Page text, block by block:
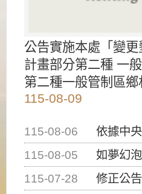
公告實施本處「變
計畫部分第二種 一
第二種一般管制區
115-08-09
115-08-06
依據中央氣象署資料顯示，白
115-08-05
如夢幻
115-07-28
修正公告「墾丁國家公園限